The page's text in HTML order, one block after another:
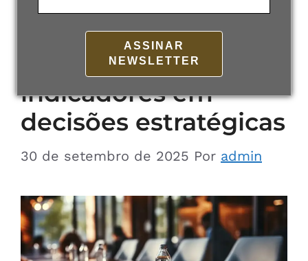
ASSINAR
NEWSLETTER
poucas empresas
medem): como
transformar
indicadores em
decisões estratégicas
30 de setembro de 2025 Por admin